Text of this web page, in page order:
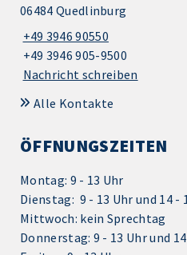
06484 Quedlinburg
+49 3946 90550
+49 3946 905-9500
Nachricht schreiben
Alle Kontakte
ÖFFNUNGSZEITEN
Montag: 9 - 13 Uhr
Dienstag: 9 - 13 Uhr und 14 -
Mittwoch: kein Sprechtag
Donnerstag: 9 - 13 Uhr und